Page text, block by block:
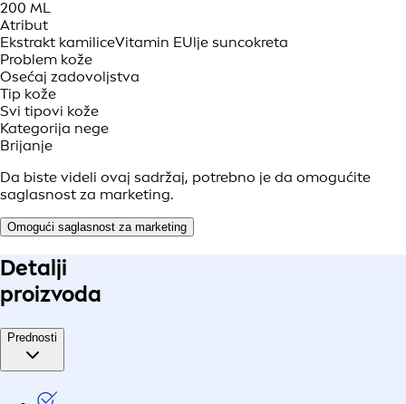
200 ML
Atribut
Ekstrakt kamiliceVitamin EUlje suncokreta
Problem kože
Osećaj zadovoljstva
Tip kože
Svi tipovi kože
Kategorija nege
Brijanje
Da biste videli ovaj sadržaj, potrebno je da omogućite
saglasnost za marketing.
Omogući saglasnost za marketing
Detalji
proizvoda
Prednosti